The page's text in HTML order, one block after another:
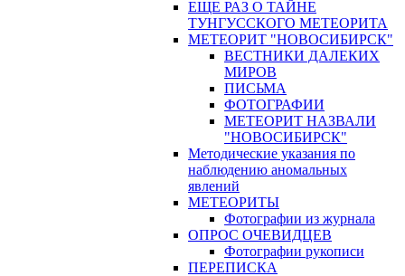
ЕЩЕ РАЗ О ТАЙНЕ
ТУНГУССКОГО МЕТЕОРИТА
МЕТЕОРИТ "НОВОСИБИРСК"
ВЕСТНИКИ ДАЛЕКИХ
МИРОВ
ПИСЬМА
ФОТОГРАФИИ
МЕТЕОРИТ НАЗВАЛИ
"НОВОСИБИРСК"
Методические указания по
наблюдению аномальных
явлений
МЕТЕОРИТЫ
Фотографии из журнала
ОПРОС ОЧЕВИДЦЕВ
Фотографии рукописи
ПЕРЕПИСКА